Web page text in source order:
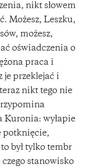
nikt słowem
Możesz, Leszku,
możesz,
oświadczenia o
praca i
je przeklejać i
nikt tego nie
Kuronia: wyłapie
potknięcie,
był tylko tembr
czego stanowisko